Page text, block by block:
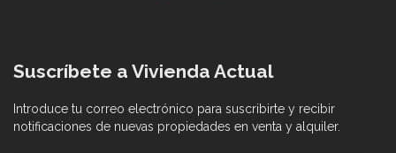
Suscríbete a Vivienda Actual
Introduce tu correo electrónico para suscribirte y recibir
notificaciones de nuevas propiedades en venta y alquiler.